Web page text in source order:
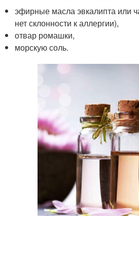
эфирные масла эвкалипта или
нет склонности к аллергии),
отвар ромашки,
морскую соль.